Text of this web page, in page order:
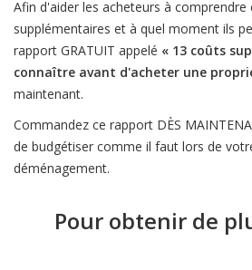
Afin d'aider les acheteurs à
supplémentaires et à quel moment ils
rapport GRATUIT appelé « 13 coûts
connaître avant d'acheter une
maintenant.
Commandez ce rapport DÈS
de budgétiser comme il faut lors de
déménagement.
Pour obtenir de